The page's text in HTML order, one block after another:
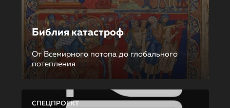
Библия катастроф
От Всемирного потопа до глобального
потепления
СПЕЦПРОЕКТ